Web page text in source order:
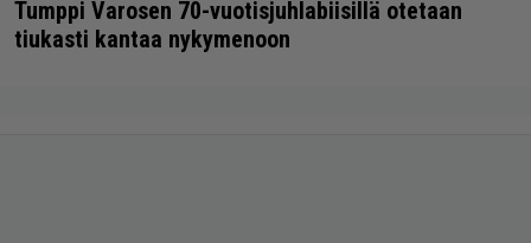
Tumppi Varosen 70-vuotisjuhlabiisillä otetaan
tiukasti kantaa nykymenoon